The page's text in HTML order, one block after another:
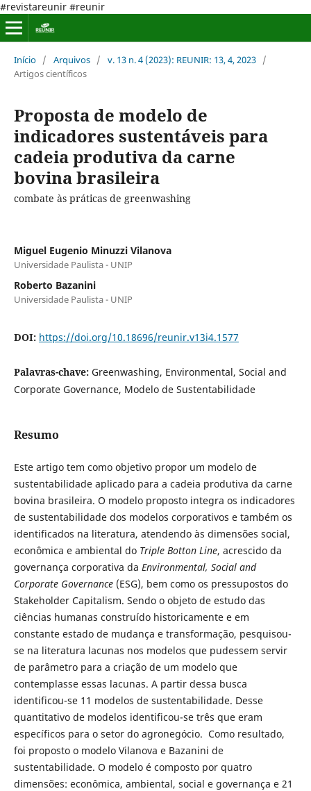
#revistareunir #reunir
Início / Arquivos / v. 13 n. 4 (2023): REUNIR: 13, 4, 2023 /
Artigos científicos
Proposta de modelo de
indicadores sustentáveis para
cadeia produtiva da carne
bovina brasileira
combate às práticas de greenwashing
Miguel Eugenio Minuzzi Vilanova
Universidade Paulista - UNIP
Roberto Bazanini
Universidade Paulista - UNIP
DOI: https://doi.org/10.18696/reunir.v13i4.1577
Palavras-chave: Greenwashing, Environmental, Social and
Corporate Governance, Modelo de Sustentabilidade
Resumo
Este artigo tem como objetivo propor um modelo de
sustentabilidade aplicado para a cadeia produtiva da carne
bovina brasileira. O modelo proposto integra os indicadores
de sustentabilidade dos modelos corporativos e também os
identificados na literatura, atendendo às dimensões social,
econômica e ambiental do Triple Botton Line, acrescido da
governança corporativa da Environmental, Social and
Corporate Governance(ESG), bem como os pressupostos do
Stakeholder Capitalism. Sendo o objeto de estudo das
ciências humanas construído historicamente e em
constante estado de mudança e transformação, pesquisou-
se na literatura lacunas nos modelos que pudessem servir
de parâmetro para a criação de um modelo que
contemplasse essas lacunas. A partir dessa busca
identificou-se 11 modelos de sustentabilidade. Desse
quantitativo de modelos identificou-se três que eram
específicos para o setor do agronegócio. Como resultado,
foi proposto o modelo Vilanova e Bazanini de
sustentabilidade. O modelo é composto por quatro
dimensões: econômica, ambiental, social e governança e 21